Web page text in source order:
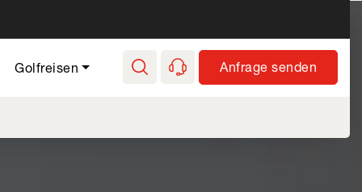
Golf -
Golfreisen Anfrage senden